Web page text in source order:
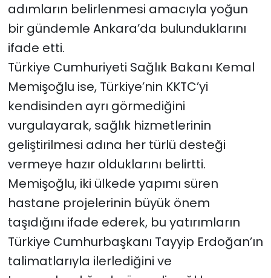
adımların belirlenmesi amacıyla yoğun
bir gündemle Ankara’da bulunduklarını
ifade etti.
Türkiye Cumhuriyeti Sağlık Bakanı Kemal
Memişoğlu ise, Türkiye’nin KKTC’yi
kendisinden ayrı görmediğini
vurgulayarak, sağlık hizmetlerinin
geliştirilmesi adına her türlü desteği
vermeye hazır olduklarını belirtti.
Memişoğlu, iki ülkede yapımı süren
hastane projelerinin büyük önem
taşıdığını ifade ederek, bu yatırımların
Türkiye Cumhurbaşkanı Tayyip Erdoğan’ın
talimatlarıyla ilerlediğini ve